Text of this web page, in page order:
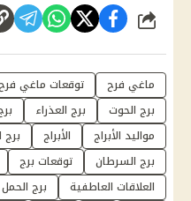
شارك
ماغي فرح توقعات ماغي
برج الحوت
برج العذراء
مواليد الأبراج
الأبراج برج
برج السرطان
توقعات برج
العلاقات العاطفية
برج الحمل